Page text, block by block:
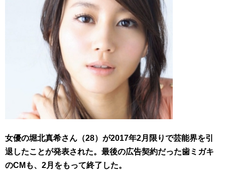
女優の堀北真希さん（28）が2017年2月限りで芸能界を引
退したことが発表された。最後の広告契約だった歯ミガキ
のCMも、2月をもって終了した。